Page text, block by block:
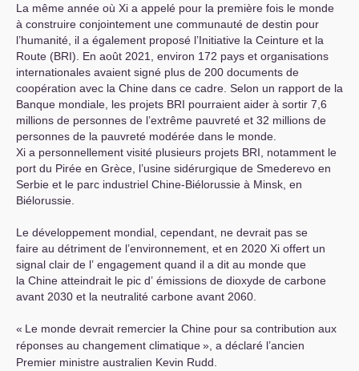
La même année où Xi a appelé pour la première fois le monde
à construire conjointement une communauté de destin pour
l’humanité, il a également proposé l’Initiative la Ceinture et la
Route (BRI). En août 2021, environ 172 pays et organisations
internationales avaient signé plus de 200 documents de
coopération avec la Chine dans ce cadre. Selon un rapport de la
Banque mondiale, les projets BRI pourraient aider à sortir 7,6
millions de personnes de l’extrême pauvreté et 32 ​​millions de
personnes de la pauvreté modérée dans le monde.
Xi a personnellement visité plusieurs projets BRI , notamment le
port du Pirée en Grèce, l’usine sidérurgique de Smederevo en
Serbie et le parc industriel Chine-Biélorussie à Minsk, en
Biélorussie.
Le développement mondial, cependant, ne devrait pas se
faire au détriment de l’environnement, et en 2020 Xi offert un
signal clair de l’ engagement quand il a dit au monde que
la Chine atteindrait le pic d’ émissions de dioxyde de carbone
avant 2030 et la neutralité carbone avant 2060.
« Le monde devrait remercier la Chine pour sa contribution aux
réponses au changement climatique», a déclaré l’ancien
Premier ministre australien Kevin Rudd.